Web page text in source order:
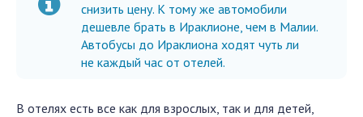
снизить цену. К тому же автомобили
дешевле брать в Ираклионе, чем в Малии.
Автобусы до Ираклиона ходят чуть ли
не каждый час от отелей.
В отелях есть все как для взрослых, так и для детей,